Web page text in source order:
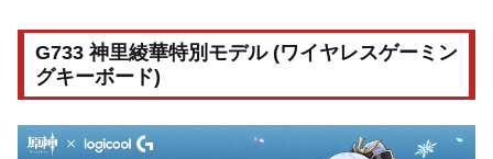
G733 神里綾華特別モデル (ワイヤレスゲーミン
グキーボード)